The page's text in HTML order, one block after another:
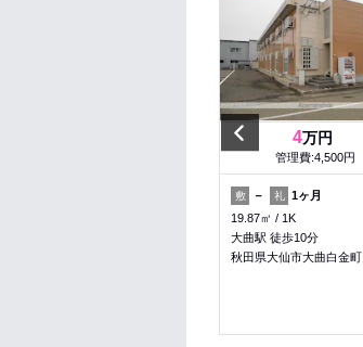
Previous
4万円
管理費:4,500円
敷 － 礼 1ヶ月
19.87㎡
1K
大曲駅 徒歩10分
秋田県大仙市大曲白金町